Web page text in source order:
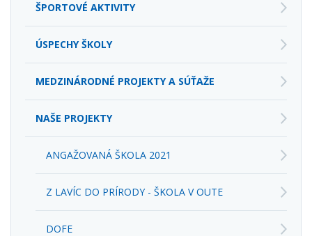
ŠPORTOVÉ AKTIVITY
ÚSPECHY ŠKOLY
MEDZINÁRODNÉ PROJEKTY A SÚŤAŽE
NAŠE PROJEKTY
ANGAŽOVANÁ ŠKOLA 2021
Z LAVÍC DO PRÍRODY - ŠKOLA V OUTE
DOFE